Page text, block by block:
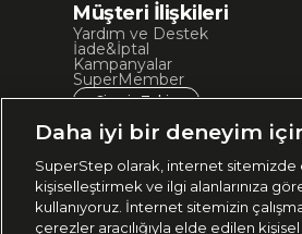
Müşteri İlişkileri
Yardım ve Destek
İade&İptal
Kampanyalar
SuperMember
Sipariş Takip
Daha iyi bir deneyim
SuperStep olarak, internet
kişiselleştirmek ve ilgi alanlarınıza
kullanıyoruz. İnternet sitemizin
çerezler aracılığıyla elde edilen